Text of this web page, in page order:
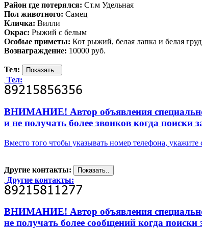
Район где потерялся: Ст.м Удельная
Пол животного: Самец
Кличка: Вилли
Окрас: Рыжий с белым
Особые приметы: Кот рыжий, белая лапка и белая
Вознаграждение: 10000 руб.
Тел:
Тел:
ВНИМАНИЕ! Автор объявления специально
и не получать более звонков когда поиски
Вместо того чтобы указывать номер телефона,
Другие контакты:
Другие контакты:
ВНИМАНИЕ! Автор объявления специально
не получать более сообщений когда